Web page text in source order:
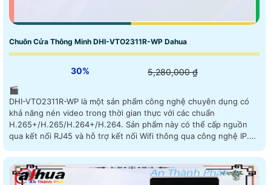
Chuôn Cửa Thông Minh DHI-VTO2311R-WP Dahua
30% 5,280,000 ₫
🎬
DHI-VTO2311R-WP là một sản phẩm công nghệ chuyên dụng có
khả năng nén video trong thời gian thực với các chuẩn
H.265+/H.265/H.264+/H.264. Sản phẩm này có thể cấp nguồn
qua kết nối RJ45 và hỗ trợ kết nối Wifi thông qua công nghệ IP.
chuẩn nén video H.265+/H.265/H.264+/H.264, đem lại chất
lượng video tốt và tiết kiệm dung lượng lưu